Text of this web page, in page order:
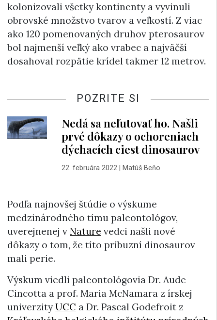
kolonizovali všetky kontinenty a vyvinuli
obrovské množstvo tvarov a veľkostí. Z viac
ako 120 pomenovaných druhov pterosaurov
bol najmenší veľký ako vrabec a najväčší
dosahoval rozpätie krídel takmer 12 metrov.
POZRITE SI
Nedá sa neľutovať ho. Našli
prvé dôkazy o ochoreniach
dýchacích ciest dinosaurov
22. februára 2022| Matúš Beňo
Podľa najnovšej štúdie o výskume
medzinárodného tímu paleontológov,
uverejnenej v Nature vedci našli nové
dôkazy o tom, že títo príbuzní dinosaurov
mali perie.
Výskum viedli paleontológovia Dr. Aude
Cincotta a prof. Maria McNamara z írskej
univerzityUCC a Dr. Pascal Godefroit z